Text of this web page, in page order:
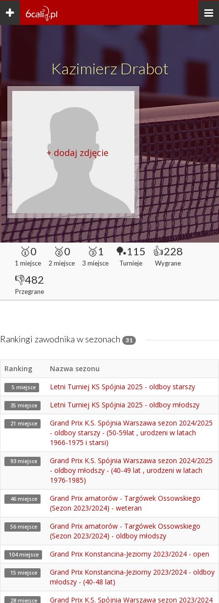
Toggle
navigation
Kazimierz Drabot
+ dodaj zdjęcie
🥇0
1 miejsce
🥈0
2 miejsce
🥉1
3 miejsce
🏓115
Turnieje
👍228
Wygrane
👎482
Przegrane
Rankingi zawodnika w sezonach 31
Ranking Nazwa sezonu
5 miejsce Letni Turniej KS Spójnia 2025 - oldboy starszy
35 miejsce Letni Turniej KS Spójnia 2025 - oldboy młodszy
21 miejsce
Grand Prix K.S. Spójnia Warszawa sezon 2024/2025
- oldboy starszy - (50-59lat , urodzeni w latach
1966-1975 i starsi)
93 miejsce
Grand Prix K.S. Spójnia Warszawa sezon 2024/2025
- oldboy młodszy - (40-49 lat , urodzeni w latach
1976-1985)
46 miejsce
Grand Prix amatorów - Targówek Ossowskiego
(Sezon 2023/2024) - weteran
56 miejsce
Grand Prix amatorów - Targówek Ossowskiego
(Sezon 2023/2024) - oldboy młodszy
104 miejsce Grand Prix Konstancina-Jeziorny 2023/2024 - open
15 miejsce
Grand Prix Konstancina-Jeziorny 2023/2024 - oldboy
młodszy - (40-48 lat)
28 miejsce
Grand Prix K.S. Spójnia Warszawa sezon 2023/2024